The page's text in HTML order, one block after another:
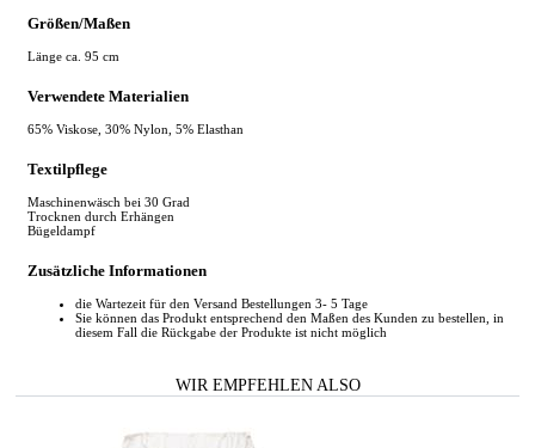
Größen/Maßen
Länge ca. 95 cm
Verwendete Materialien
65% Viskose, 30% Nylon, 5% Elasthan
Textilpflege
Maschinenwäsch bei 30 Grad
Trocknen durch Erhängen
Bügeldampf
Zusätzliche Informationen
die Wartezeit für den Versand Bestellungen 3- 5 Tage
Sie können das Produkt entsprechend den Maßen des Kunden zu bestellen, in
diesem Fall die Rückgabe der Produkte ist nicht möglich
WIR EMPFEHLEN ALSO